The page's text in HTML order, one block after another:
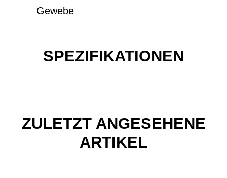
Gewebe
SPEZIFIKATIONEN
ZULETZT ANGESEHENE
ARTIKEL